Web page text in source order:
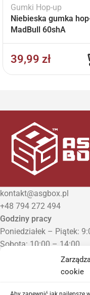
cookie
Gumki Hop-up
Niebieska gumka
MadBull 60shA
39,99 zł
kontakt@asgbox.pl
+48 794 272 494
Godziny pracy
Poniedziałek – Piątek:
Sobota: 10:00 – 14:00
Niedziela: Zamknięte
Punkt Odbioru zamówień